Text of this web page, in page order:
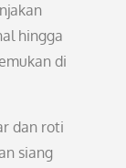
hingga
di
dan roti
siang